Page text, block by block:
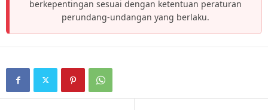
berkepentingan sesuai dengan ketentuan peraturan
perundang-undangan yang berlaku.